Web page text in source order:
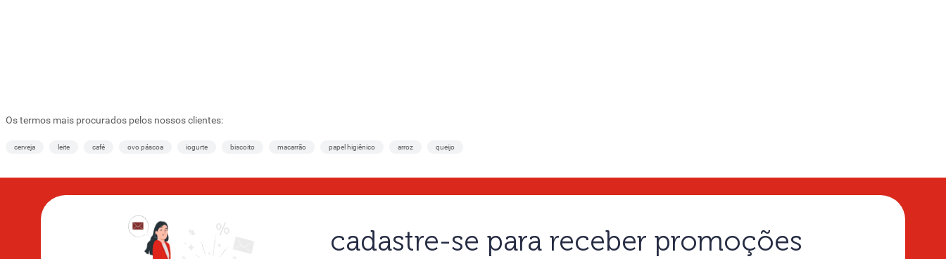
Os termos mais procurados pelos nossos clientes:
cerveja leite café ovo páscoa iogurte biscoito macarrão papel higiênico arroz queijo
cadastre-se para receber promoções